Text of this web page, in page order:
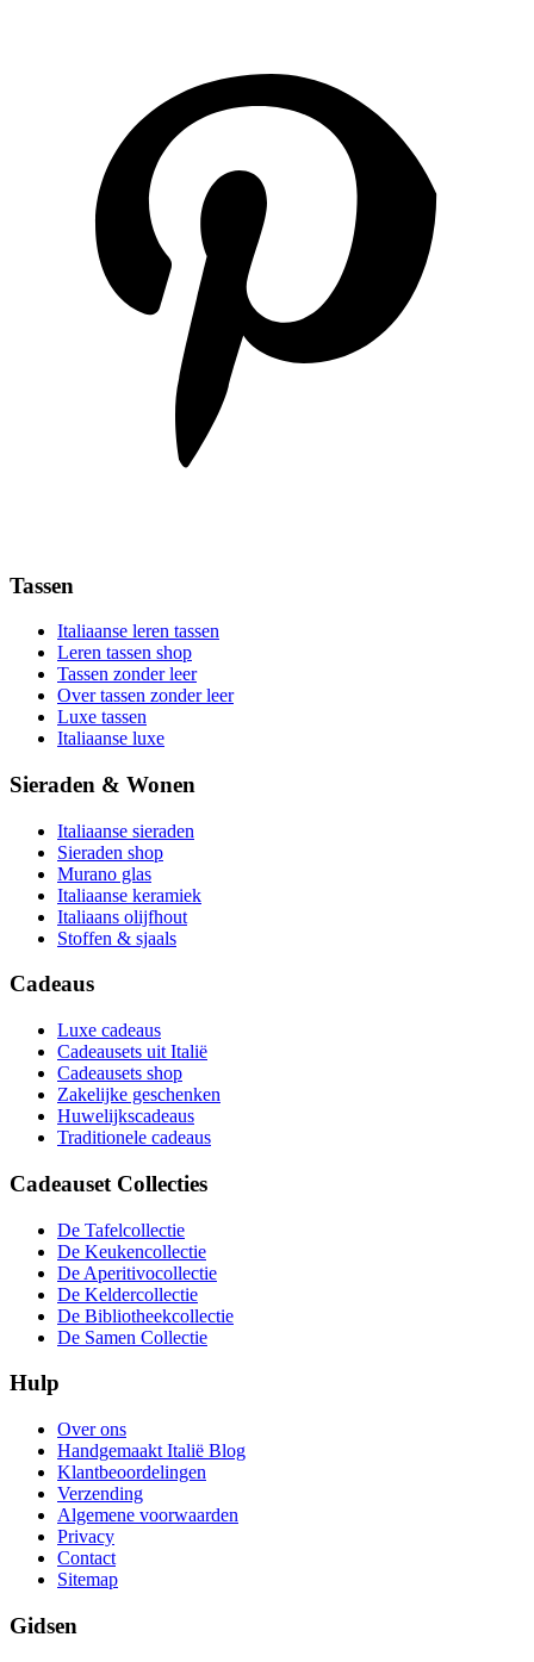
Tassen
Italiaanse leren tassen
Leren tassen shop
Tassen zonder leer
Over tassen zonder leer
Luxe tassen
Italiaanse luxe
Sieraden & Wonen
Italiaanse sieraden
Sieraden shop
Murano glas
Italiaanse keramiek
Italiaans olijfhout
Stoffen & sjaals
Cadeaus
Luxe cadeaus
Cadeausets uit Italië
Cadeausets shop
Zakelijke geschenken
Huwelijkscadeaus
Traditionele cadeaus
Cadeauset Collecties
De Tafelcollectie
De Keukencollectie
De Aperitivocollectie
De Keldercollectie
De Bibliotheekcollectie
De Samen Collectie
Hulp
Over ons
Handgemaakt Italië Blog
Klantbeoordelingen
Verzending
Algemene voorwaarden
Privacy
Contact
Sitemap
Gidsen